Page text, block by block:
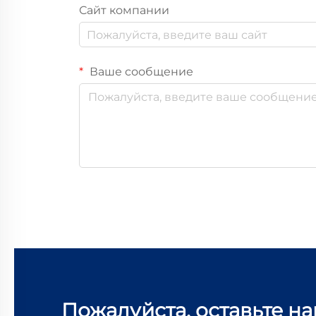
Сайт компании
Ваше сообщение
Пожалуйста, оставьте